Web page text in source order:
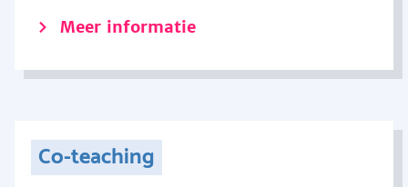
Meer informatie
Co-teaching